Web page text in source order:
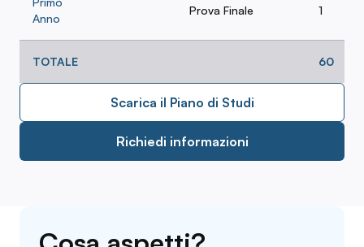
Anno
Prova Finale 1
TOTALE 60
Scarica il Piano di Studi
Richiedi informazioni